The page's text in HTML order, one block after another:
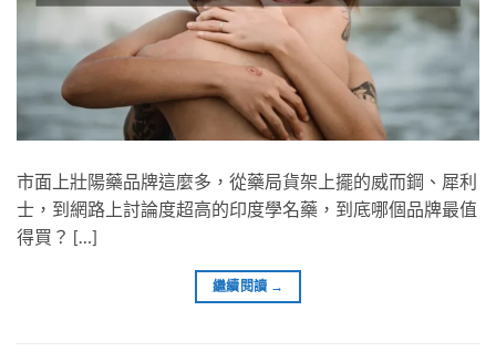
市面上壯陽藥品牌這麼多，從藥局貨架上擺的威而鋼、犀利
士，到網路上討論度超高的印度學名藥，到底哪個品牌最值
得買？ […]
繼續閱讀 →